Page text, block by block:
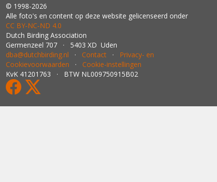
© 1998-2026
Alle foto's en content op deze website gelicenseerd onder
CC BY‑NC‑ND 4.0
Dutch Birding Association
Germenzeel 707 · 5403 XD Uden
dba@dutchbirding.nl · Contact · Privacy- en
Cookievoorwaarden · Cookie-instellingen
KvK 41201763 · BTW NL009750915B02